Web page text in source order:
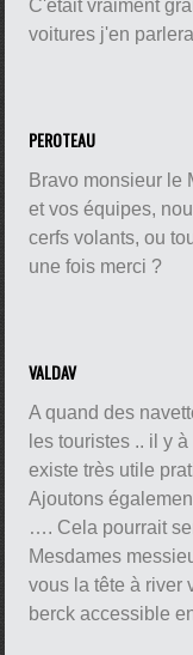
C'était vraiment
voitures j'en
PEROTEAU
Bravo monsieur le
et vos équipes,
cerfs volants, ou
une fois merci ?
VALDAV
A quand des
les touristes .. il y
existe très utile
Ajoutons
…. Cela pourrait
Mesdames
vous la tête à river
berck accessible